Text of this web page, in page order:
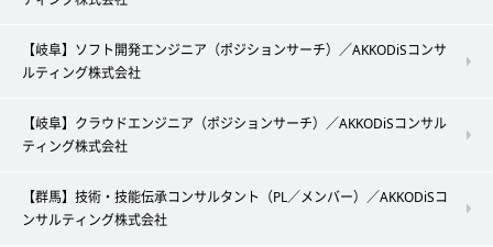
【岐阜】ソフト開発エンジニア（ポジションサーチ）／AKKODiSコンサ
ルティング株式会社
【岐阜】クラウドエンジニア（ポジションサーチ）／AKKODiSコンサル
ティング株式会社
【群馬】技術・技能伝承コンサルタント（PL／メンバー）／AKKODiSコ
ンサルティング株式会社